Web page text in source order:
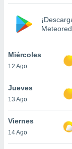
aceptar
de
sitio
En
sean
Miércoles
12 Ago
Jueves
13 Ago
Viernes
14 Ago